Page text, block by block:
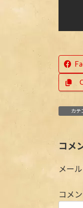
カテ
コメ
メー
コメ